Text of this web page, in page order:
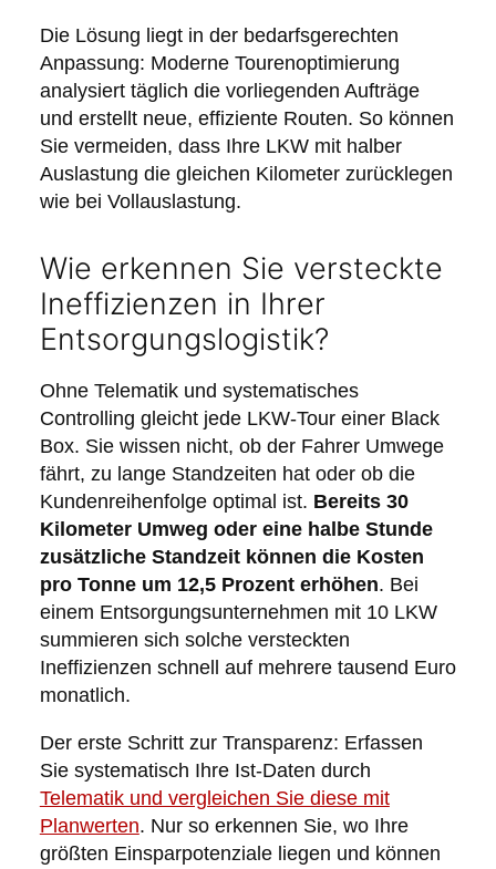
Die Lösung liegt in der bedarfsgerechten
Anpassung: Moderne Tourenoptimierung
analysiert täglich die vorliegenden Aufträge
und erstellt neue, effiziente Routen. So können
Sie vermeiden, dass Ihre LKW mit halber
Auslastung die gleichen Kilometer zurücklegen
wie bei Vollauslastung.
Wie erkennen Sie versteckte
Ineffizienzen in Ihrer
Entsorgungslogistik?
Ohne Telematik und systematisches
Controlling gleicht jede LKW-Tour einer Black
Box. Sie wissen nicht, ob der Fahrer Umwege
fährt, zu lange Standzeiten hat oder ob die
Kundenreihenfolge optimal ist. Bereits 30
Kilometer Umweg oder eine halbe Stunde
zusätzliche Standzeit können die Kosten
pro Tonne um 12,5 Prozent erhöhen. Bei
einem Entsorgungsunternehmen mit 10 LKW
summieren sich solche versteckten
Ineffizienzen schnell auf mehrere tausend Euro
monatlich.
Der erste Schritt zur Transparenz: Erfassen
Sie systematisch Ihre Ist-Daten durch
Telematik und vergleichen Sie diese mit
Planwerten. Nur so erkennen Sie, wo Ihre
größten Einsparpotenziale liegen und können